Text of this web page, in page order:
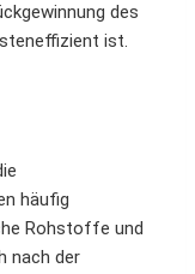
des
ist.
häufig
Rohstoffe und
nach der